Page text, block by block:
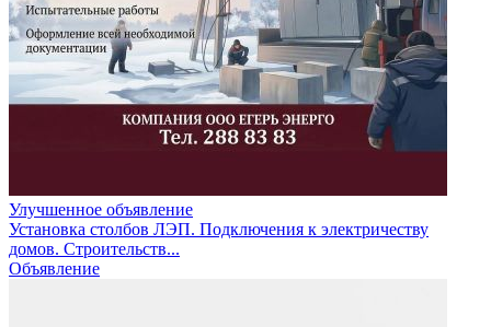
Улучшенное объявление
Установка столбов ЛЭП. Подключения к электричеству
домов. Строительств...
Объявление